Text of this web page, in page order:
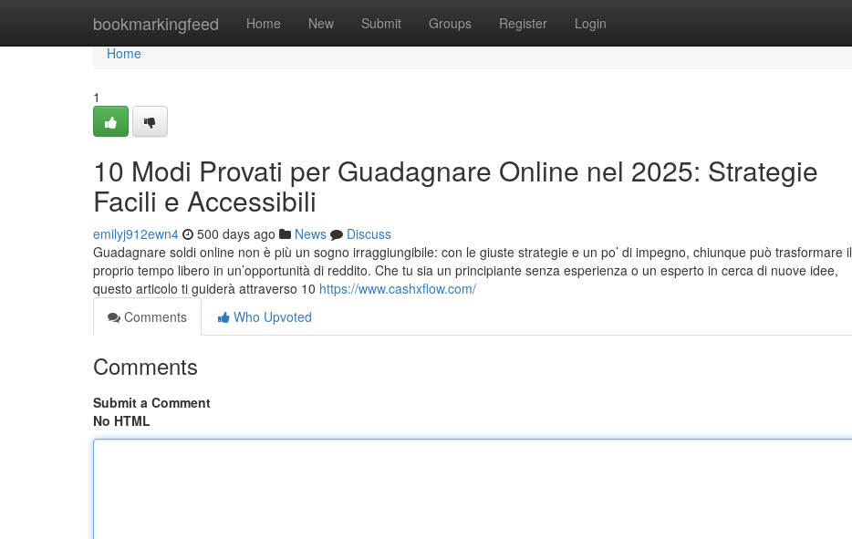
bookmarkingfeed Home New Submit Groups Register Login
Home
Home
1
10 Modi Provati per Guadagnare Online nel 2025: Strategie
Facili e Accessibili
emilyj912ewn4 500 days ago News
Discuss
Guadagnare soldi online non è più un sogno irraggiungibile: con le giuste strategie e un po’ di impegno, chiunque può trasformare il
proprio tempo libero in un’opportunità di reddito. Che tu sia un principiante senza esperienza o un esperto in cerca di nuove idee,
questo articolo ti guiderà attraverso 10 https://www.cashxflow.com/
Comments
Who Upvoted
Comments
Submit a Comment
No HTML